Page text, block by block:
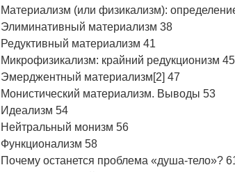
Материализм (или физикализм):
Элиминативный материализм 38
Редуктивный материализм 41
Микрофизикализм: крайний редукционизм 45
Эмерджентный материализм[2] 47
Монистический материализм. Выводы 53
Идеализм 54
Нейтральный монизм 56
Функционализм 58
Почему останется проблема «душа-тело»?